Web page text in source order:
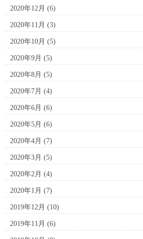
2020年12月 (6)
2020年11月 (3)
2020年10月 (5)
2020年9月 (5)
2020年8月 (5)
2020年7月 (4)
2020年6月 (6)
2020年5月 (6)
2020年4月 (7)
2020年3月 (5)
2020年2月 (4)
2020年1月 (7)
2019年12月 (10)
2019年11月 (6)